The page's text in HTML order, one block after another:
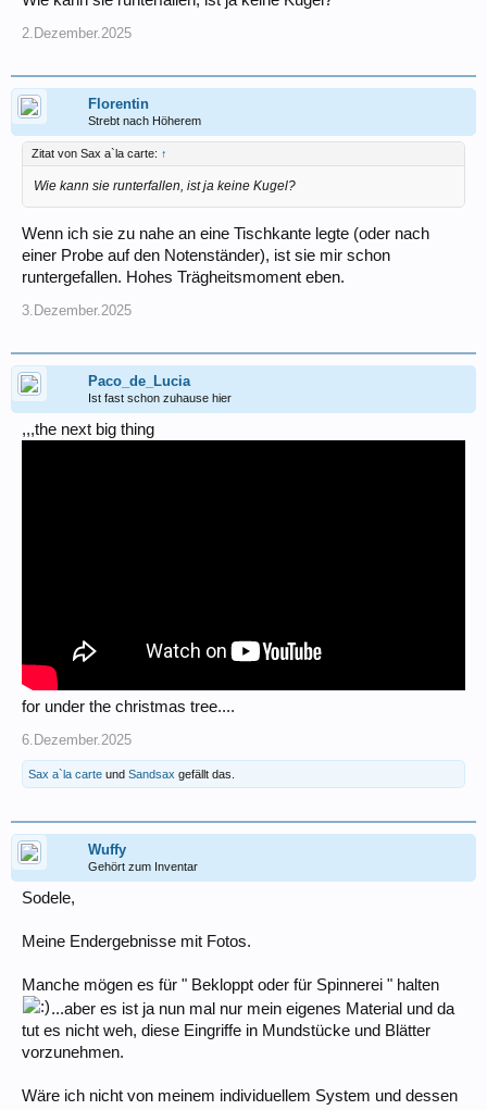
2.Dezember.2025
Florentin
Strebt nach Höherem
Zitat von Sax a`la carte: ↑
Wie kann sie runterfallen, ist ja keine Kugel?
Wenn ich sie zu nahe an eine Tischkante legte (oder nach
einer Probe auf den Notenständer), ist sie mir schon
runtergefallen. Hohes Trägheitsmoment eben.
3.Dezember.2025
Paco_de_Lucia
Ist fast schon zuhause hier
,,,the next big thing
for under the christmas tree....
6.Dezember.2025
Sax a`la carte und Sandsax gefällt das.
Wuffy
Gehört zum Inventar
Sodele,
Meine Endergebnisse mit Fotos.
Manche mögen es für " Bekloppt oder für Spinnerei " halten
...aber es ist ja nun mal nur mein eigenes Material und da
tut es nicht weh, diese Eingriffe in Mundstücke und Blätter
vorzunehmen.
Wäre ich nicht von meinem individuellem System und dessen